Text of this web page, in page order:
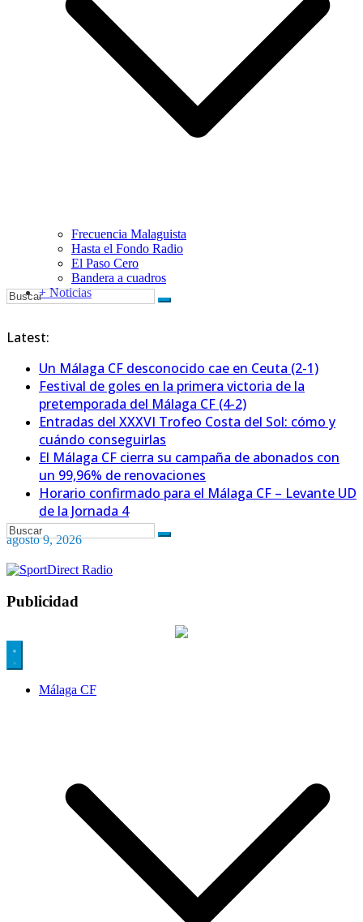
Frecuencia Malaguista
Hasta el Fondo Radio
El Paso Cero
Bandera a cuadros
+ Noticias
Latest:
Un Málaga CF desconocido cae en Ceuta (2-1)
Festival de goles en la primera victoria de la
pretemporada del Málaga CF (4-2)
Entradas del XXXVI Trofeo Costa del Sol: cómo y
cuándo conseguirlas
El Málaga CF cierra su campaña de abonados con
un 99,96% de renovaciones
Horario confirmado para el Málaga CF – Levante UD
de la Jornada 4
agosto 9, 2026
Publicidad
Málaga CF